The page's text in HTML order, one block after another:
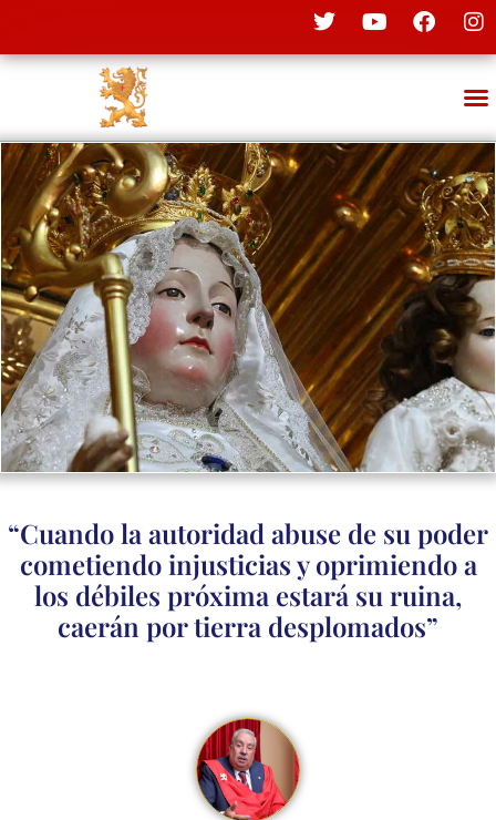
“Cuando la autoridad abuse de su poder
cometiendo injusticias y oprimiendo a
los débiles próxima estará su ruina,
caerán por tierra desplomados”